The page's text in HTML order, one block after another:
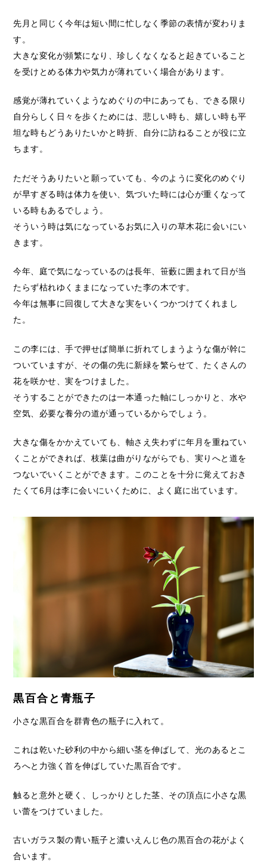
先月と同じく今年は短い間に忙しなく季節の表情が変わりま
す。
大きな変化が頻繁になり、珍しくなくなると起きていること
を受けとめる体力や気力が薄れていく場合があります。
感覚が薄れていくようなめぐりの中にあっても、できる限り
自分らしく日々を歩くためには、悲しい時も、嬉しい時も平
坦な時もどうありたいかと時折、自分に訪ねることが役に立
ちます。
ただそうありたいと願っていても、今のように変化のめぐり
が早すぎる時は体力を使い、気づいた時には心が重くなって
いる時もあるでしょう。
そういう時は気になっているお気に入りの草木花に会いにい
きます。
今年、庭で気になっているのは長年、笹藪に囲まれて日が当
たらず枯れゆくままになっていた李の木です。
今年は無事に回復して大きな実をいくつかつけてくれまし
た。
この李には、手で押せば簡単に折れてしまうような傷が幹に
ついていますが、その傷の先に新緑を繁らせて、たくさんの
花を咲かせ、実をつけました。
そうすることができたのは一本通った軸にしっかりと、水や
空気、必要な養分の道が通っているからでしょう。
大きな傷をかかえていても、軸さえ失わずに年月を重ねてい
くことができれば、枝葉は曲がりながらでも、実りへと道を
つないでいくことができます。このことを十分に覚えておき
たくて6月は李に会いにいくために、よく庭に出ています。
黒百合と青瓶子
小さな黒百合を群青色の瓶子に入れて。
これは乾いた砂利の中から細い茎を伸ばして、光のあるとこ
ろへと力強く首を伸ばしていた黒百合です。
触ると意外と硬く、しっかりとした茎、その頂点に小さな黒
い蕾をつけていました。
古いガラス製の青い瓶子と濃いえんじ色の黒百合の花がよく
合います。